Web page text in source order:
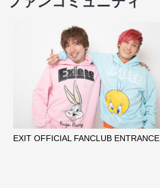
EXIT OFFICIAL FANCLUB ENTRANCE